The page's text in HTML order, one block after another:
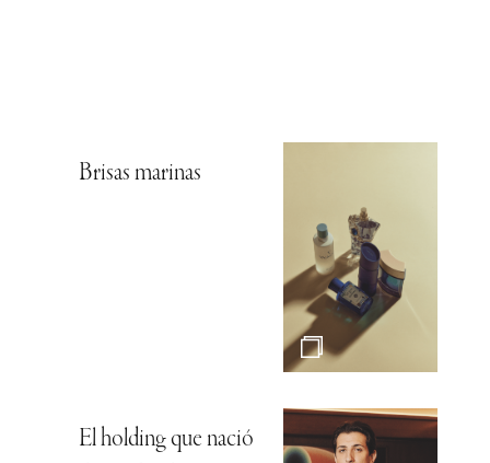
Brisas marinas
El holding que nació